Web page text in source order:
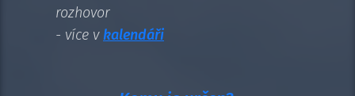
rozhovor
- více vkalendáři